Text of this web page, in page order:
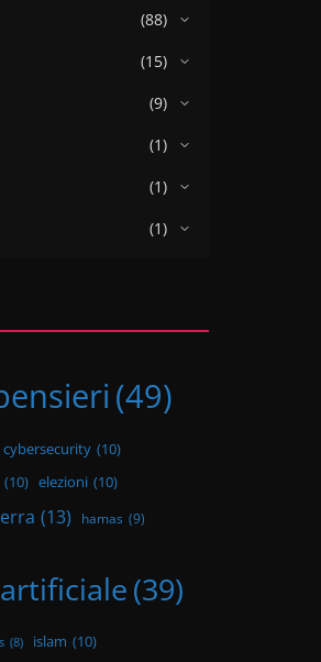
(88)
(15)
(9)
(1)
(1)
(1)
(49)
cybersecurity (10)
(10) elezioni (10)
(13) hamas (9)
(39)
(8) islam (10)